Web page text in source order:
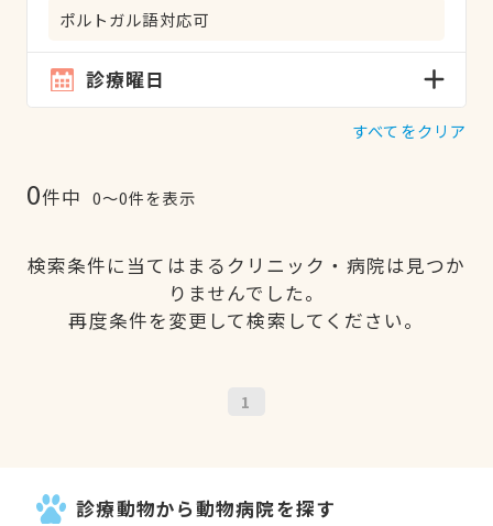
ポルトガル語対応可
診療曜日
すべてをクリア
0件中 0〜0件を表示
検索条件に当てはまるクリニック・病院は見つか
りませんでした。
再度条件を変更して検索してください。
1
診療動物から動物病院を探す